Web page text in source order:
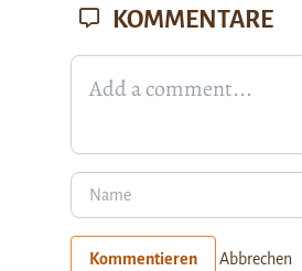
KOMMENTARE
Kommentieren Abbrechen